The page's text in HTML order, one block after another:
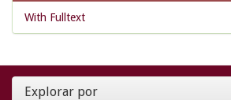
With Fulltext
Explorar por